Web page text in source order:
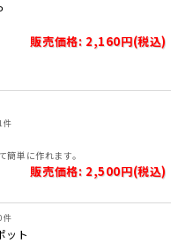
販売価格: 2,160円(税込)
件
簡単に作れます。
販売価格: 2,500円(税込)
件
ット